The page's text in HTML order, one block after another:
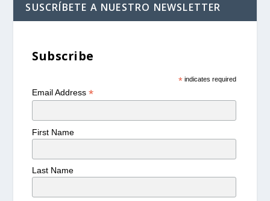
SUSCRÍBETE A NUESTRO NEWSLETTER
Subscribe
*indicates required
Email Address*
First Name
Last Name